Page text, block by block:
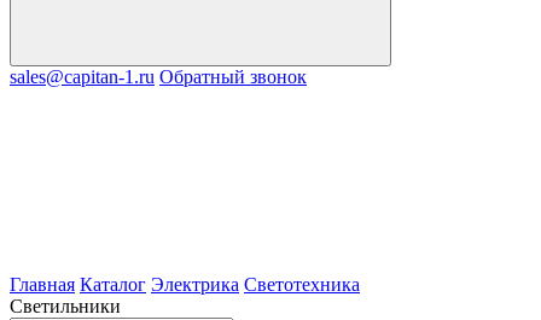
sales@capitan-1.ru Обратный звонок
Главная Каталог Электрика Светотехника
Светильники